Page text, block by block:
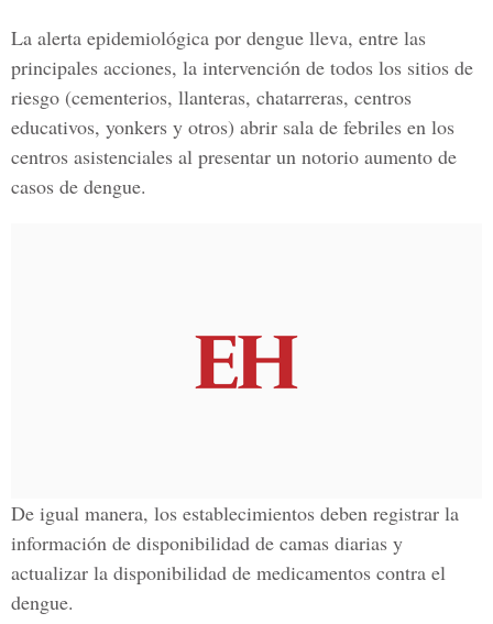
La alerta epidemiológica por dengue lleva, entre las
principales acciones, la intervención de todos los sitios de
riesgo (cementerios, llanteras, chatarreras, centros
educativos, yonkers y otros) abrir sala de febriles en los
centros asistenciales al presentar un notorio aumento de
casos de dengue.
De igual manera, los establecimientos deben registrar la
información de disponibilidad de camas diarias y
actualizar la disponibilidad de medicamentos contra el
dengue.